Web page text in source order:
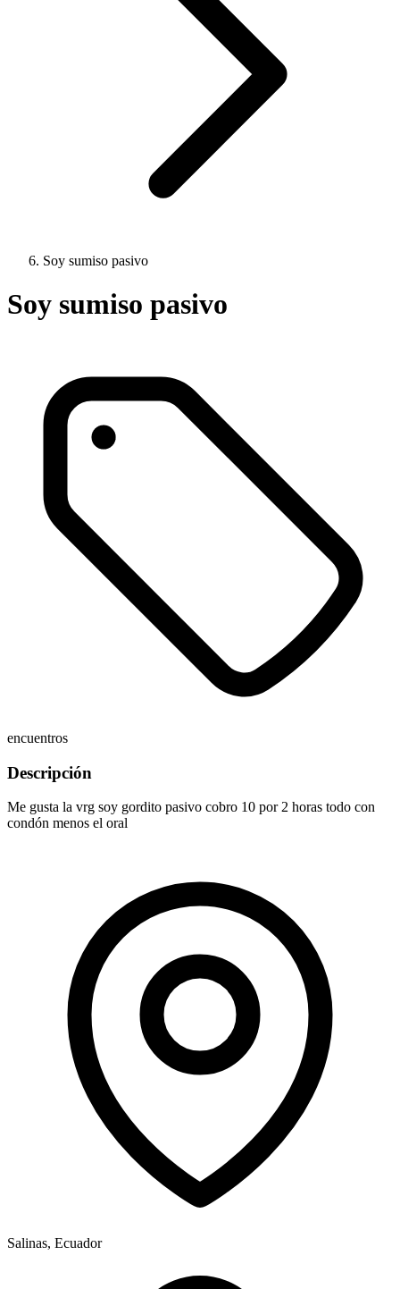
Soy sumiso pasivo
Soy sumiso pasivo
encuentros
Descripción
Me gusta la vrg soy gordito pasivo cobro 10 por 2 horas todo con
condón menos el oral
Salinas, Ecuador